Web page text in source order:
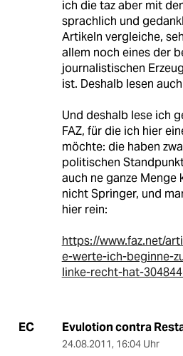
ich die taz aber mit
sprachlich und
Artikeln vergleiche,
allem noch eines der
journalistischen
ist. Deshalb lesen
Und deshalb lese ich
FAZ, für die ich hier
möchte: die haben
politischen
auch ne ganze Menge
nicht Springer, und
hier rein:
https://www.faz.net/
e-werte-ich-beginne-
linke-recht-hat-
EC Evulotion contra
24.08.2011, 16:04 Uhr